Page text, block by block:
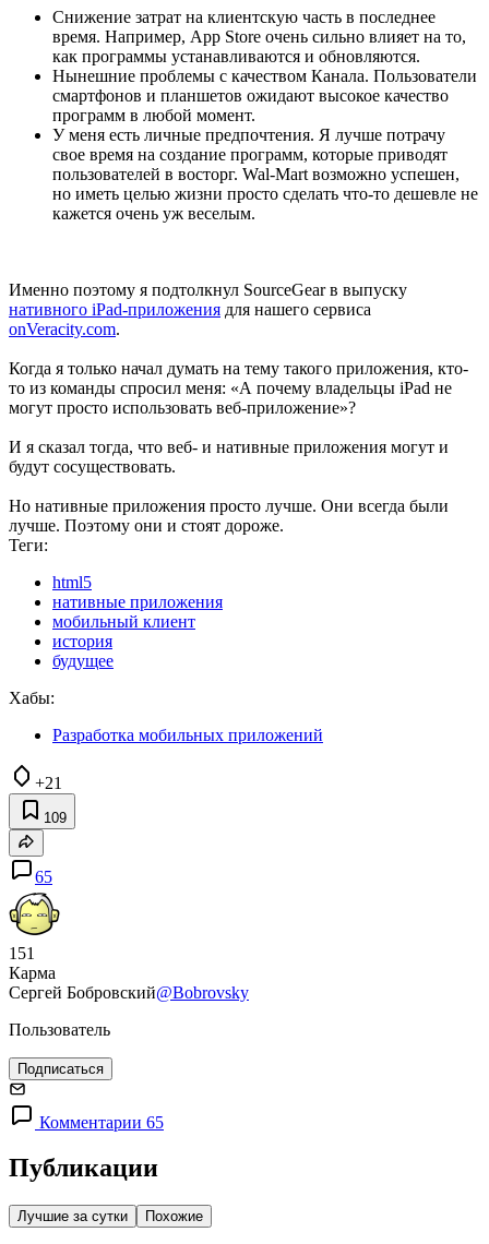
Снижение затрат на клиентскую часть в последнее
время. Например, App Store очень сильно влияет на то,
как программы устанавливаются и обновляются.
Нынешние проблемы с качеством Канала. Пользователи
смартфонов и планшетов ожидают высокое качество
программ в любой момент.
У меня есть личные предпочтения. Я лучше потрачу
свое время на создание программ, которые приводят
пользователей в восторг. Wal-Mart возможно успешен,
но иметь целью жизни просто сделать что-то дешевле не
кажется очень уж веселым.
Именно поэтому я подтолкнул SourceGear в выпуску
нативного iPad-приложения для нашего сервиса
onVeracity.com.
Когда я только начал думать на тему такого приложения, кто-
то из команды спросил меня: «А почему владельцы iPad не
могут просто использовать веб-приложение»?
И я сказал тогда, что веб- и нативные приложения могут и
будут сосуществовать.
Но нативные приложения просто лучше. Они всегда были
лучше. Поэтому они и стоят дороже.
Теги:
html5
нативные приложения
мобильный клиент
история
будущее
Хабы:
Разработка мобильных приложений
+21
109
65
151
Карма
Сергей Бобровский@Bobrovsky
Пользователь
Подписаться
Комментарии 65
Публикации
Лучшие за сутки Похожие